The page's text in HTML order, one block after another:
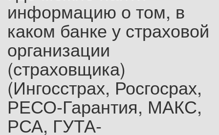
информацию о том, в
каком банке у страховой
организации
(страховщика)
(Ингосстрах, Росгосрах,
РЕСО-Гарантия, МАКС,
РСА, ГУТА-